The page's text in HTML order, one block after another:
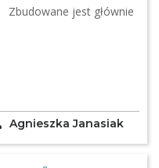
Zbudowane jest głównie
Agnieszka Janasiak